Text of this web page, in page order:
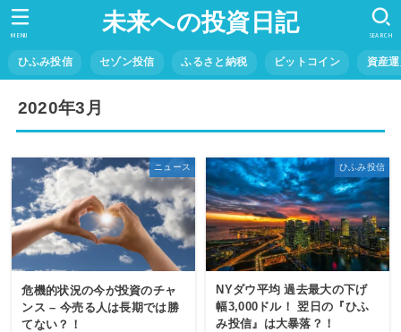
未来への投資日記
ひふみ投信 セゾン投信 ふるさと納税 ビットコイン 資産
SEARCH
MENU
2020年3月
ニュース
危機的状況の今が投資のチャ
ンス – 今売る人は長期では勝
てない？！
ひふみ投信
NYダウ平均 過去最大の下げ
幅3,000ドル！ 翌日の『ひふ
み投信』は大暴落？！